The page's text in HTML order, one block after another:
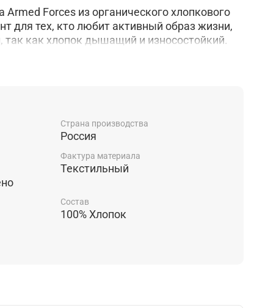
Forces из органического хлопкового
для тех, кто любит активный образ жизни,
так как хлопок дышащий и износостойкий.
карманов, два прорезных кармана
и функциональной, чем остальные модели
по желанию можно затянуть
прилегали к ноге. В виде застежки
молния, пуговица и ремень,
Страна производства
Россия
Фактура материала
Текстильный
Состав
100% Хлопок